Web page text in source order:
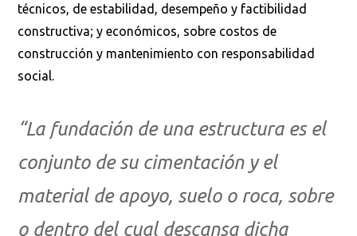
técnicos, de estabilidad, desempeño y factibilidad
constructiva; y económicos, sobre costos de
construcción y mantenimiento con responsabilidad
social.
“La fundación de una estructura es el
conjunto de su cimentación y el
material de apoyo, suelo o roca, sobre
o dentro del cual descansa dicha